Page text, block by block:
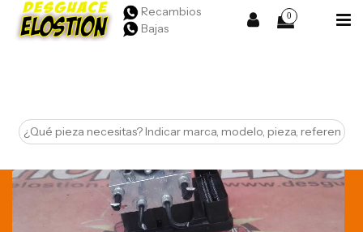
Recambios
Bajas
0